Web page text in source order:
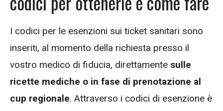
I codici per le esenzioni sui ticket sanitari sono
inseriti, al momento della richiesta presso il
vostro medico di fiducia, direttamente sulle
ricette mediche o in fase di prenotazione al
cup regionale. Attraverso i codici di esenzione è